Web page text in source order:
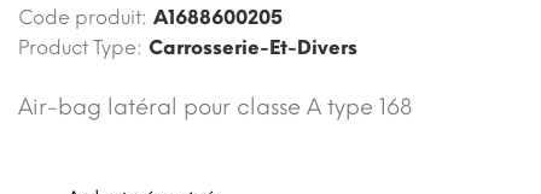
Code produit: A1688600205
Product Type: Carrosserie-Et-Divers
Air-bag latéral pour classe A type 168